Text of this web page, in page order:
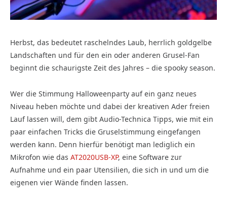
Herbst, das bedeutet raschelndes Laub, herrlich goldgelbe
Landschaften und für den ein oder anderen Grusel-Fan
beginnt die schaurigste Zeit des Jahres – die spooky season.
Wer die Stimmung Halloweenparty auf ein ganz neues
Niveau heben möchte und dabei der kreativen Ader freien
Lauf lassen will, dem gibt Audio-Technica Tipps, wie mit ein
paar einfachen Tricks die Gruselstimmung eingefangen
werden kann. Denn hierfür benötigt man lediglich ein
Mikrofon wie das AT2020USB-XP, eine Software zur
Aufnahme und ein paar Utensilien, die sich in und um die
eigenen vier Wände finden lassen.